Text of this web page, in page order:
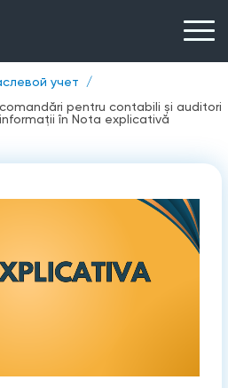
учет
pentru contabili și auditori
în Nota explicativă